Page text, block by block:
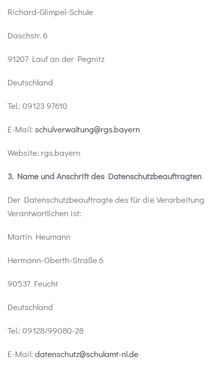
Richard-Glimpel-Schule
Daschstr. 6
91207 Lauf an der Pegnitz
Deutschland
Tel.: 09123 97610
E-Mail: schulverwaltung@rgs.bayern
Website: rgs.bayern
3. Name und Anschrift des Datenschutzbeauftragten
Der Datenschutzbeauftragte des für die Verarbeitung
Verantwortlichen ist:
Martin Heumann
Hermann-Oberth-Straße 6
90537 Feucht
Deutschland
Tel.: 09128/99080-28
E-Mail: datenschutz@schulamt-nl.de